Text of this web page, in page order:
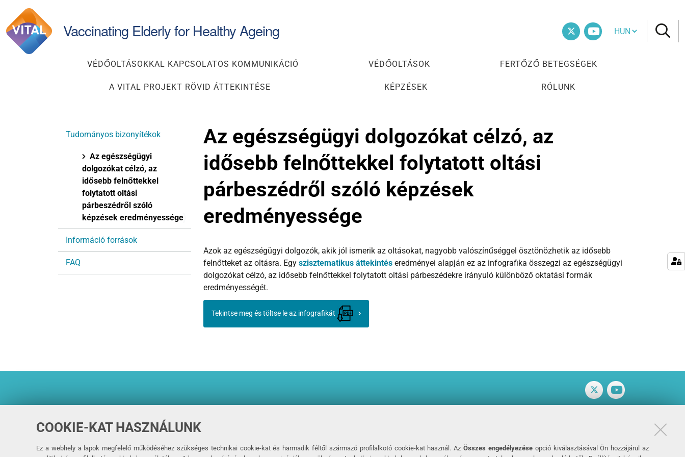
COOKIE-KAT HASZNÁLUNK
Ez a webhely a lapok megfelelő működéséhez szükséges technikai cookie-kat és harmadik féltől származó profilalkotó cookie-kat használ. Az Összes engedélyezéseopció kiválasztásával Ön hozzájárul az
Vaccinating Elderly for Healthy Ageing TwitterVimeoCambia lingua
VÉDŐOLTÁSOKKAL KAPCSOLATOS KOMMUNIKÁCIÓ VÉDŐOLTÁSOK FERTŐZŐ BETEGSÉGEK
A VITAL PROJEKT RÖVID ÁTTEKINTÉSE KÉPZÉSEK RÓLUNK
Az egészségügyi dolgozókat célzó, az
idősebb felnőttekkel folytatott oltási
párbeszédről szóló képzések
eredményessége
Azok az egészségügyi dolgozók, akik jól ismerik az oltásokat, nagyobb valószínűséggel ösztönözhetik az idősebb
felnőtteket az oltásra. Egy szisztematikus áttekintés eredményei alapján ez az infografika összegzi az egészségügyi
dolgozókat célzó, az idősebb felnőttekkel folytatott oltási párbeszédekre irányuló különböző oktatási formák
eredményességét.
Tekintse meg és töltse le az infografikát
ó
Tudományos bizonyítékok
Az egészségügyi
dolgozókat célzó, az
idősebb felnőttekkel
folytatott oltási
párbeszédről szóló
képzések eredményessége
Információ források
FAQ
The VITAL project
agreement No 806776. The JU receives support from the
TwitterVimeo